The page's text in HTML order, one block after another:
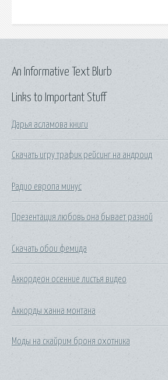
Links to Important Stuff
Дарья асламова книги
Скачать игру трафик рейсинг на андроид
Радио европа минус
Презентация любовь она бывает разной
Скачать обои фемида
Аккордеон осенние листья видео
Аккорды ханна монтана
Моды на скайрим броня охотника
An Informative Text Blurb